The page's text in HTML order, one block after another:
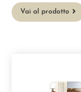
Vai al prodotto